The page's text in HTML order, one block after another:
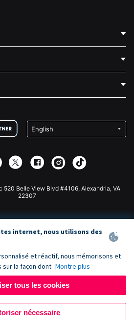
520 Belle View Blvd #4106, Alexandria, VA
22307
internet, nous utilisons des
et réactif, nous mémorisons et
la façon dont Montre plus
tous les cookies
nécessaire